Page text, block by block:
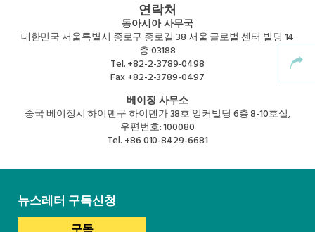
Canada Office
Mexico, Central America & the Caribbean
Secretariat
South America Secretariat
연락처
동아시아 사무국
대한민국 서울특별시 종로구 종로길 38 서울 글로벌 센터 빌딩 14
층 03188
Tel.+82-2-3789-0498
Fax+82-2-3789-0497
베이징 사무소
중국 베이징시 하이뎬구 하이뎬가 38호 잉커빌딩 6층 8-10호실,
우편번호: 100080
Tel. +86 010-8429-6681
뉴스레터 구독신청